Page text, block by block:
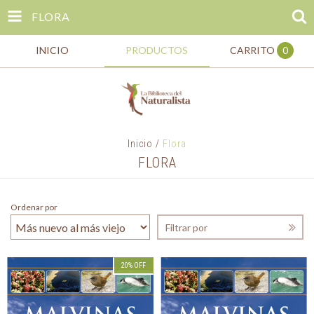
FLORA
INICIO PRODUCTOS CARRITO 0
Inicio / Flora
FLORA
Ordenar por
Filtrar por
20% OFF